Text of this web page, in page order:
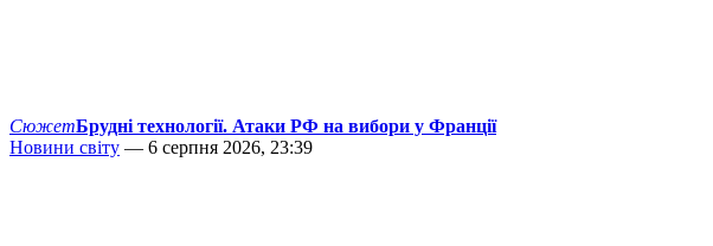
СюжетБрудні технології. Атаки РФ на вибори у Франції
Новини світу — 6 серпня 2026, 23:39